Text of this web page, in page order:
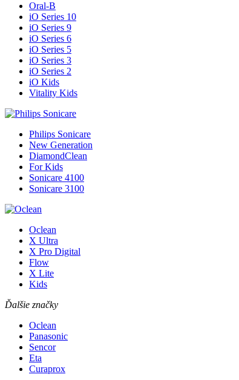
Oral-B
iO Series 10
iO Series 9
iO Series 6
iO Series 5
iO Series 3
iO Series 2
iO Kids
Vitality Kids
Philips Sonicare
New Generation
DiamondClean
For Kids
Sonicare 4100
Sonicare 3100
Oclean
X Ultra
X Pro Digital
Flow
X Lite
Kids
Ďalšie značky
Oclean
Panasonic
Sencor
Eta
Curaprox